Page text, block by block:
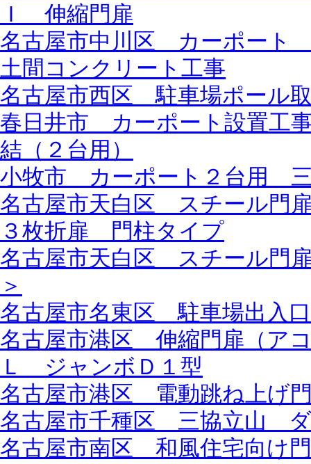
Ｉ 伸縮門扉
名古屋市中川区 カーポー
土間コンクリート工事
名古屋市西区 駐車場ポール
春日井市 カーポート設置工
結（２台用）
小牧市 カーポート２台用
名古屋市天白区 スチール
３枚折扉 門柱タイプ
名古屋市天白区 スチール門
＞
名古屋市名東区 駐車場出入
名古屋市港区 伸縮門扉（ア
Ｌ ジャンボＤ１型
名古屋市港区 電動跳ね上げ
名古屋市千種区 三協立山
名古屋市南区 和風住宅向け